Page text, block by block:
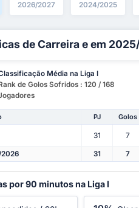
2026/2027 2024/2025
de Carreira e em
Média na Liga I
de Golos Sofridos : 120 / 168
PJ Golos
31 7
31 7
por 90 minutos na Liga I